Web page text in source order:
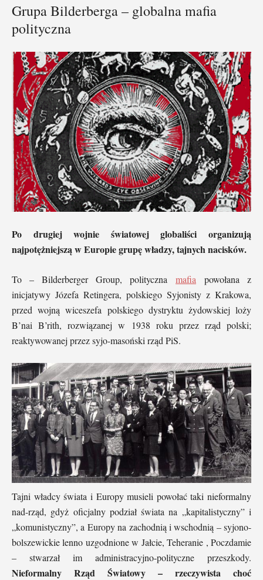
Grupa Bilderberga – globalna mafia
polityczna
Po drugiej wojnie światowej globaliści organizują
najpotężniejszą w Europie grupę władzy, tajnych nacisków.
To – Bilderberger Group, polityczna mafia powołana z
inicjatywy Józefa Retingera, polskiego Syjonisty z Krakowa,
przed wojną wiceszefa polskiego dystryktu żydowskiej loży
B’nai B’rith, rozwiązanej w 1938 roku przez rząd polski;
reaktywowanej przez syjo-masoński rząd PiS.
Tajni władcy świata i Europy musieli powołać taki nieformalny
nad-rząd, gdyż oficjalny podział świata na „kapitalistyczny” i
„komunistyczny”, a Europy na zachodnią i wschodnią – syjono-
bolszewickie lenno uzgodnione w Jałcie, Teheranie , Poczdamie
– stwarzał im administracyjno-polityczne przeszkody.
Nieformalny Rząd Światowy – rzeczywista choć